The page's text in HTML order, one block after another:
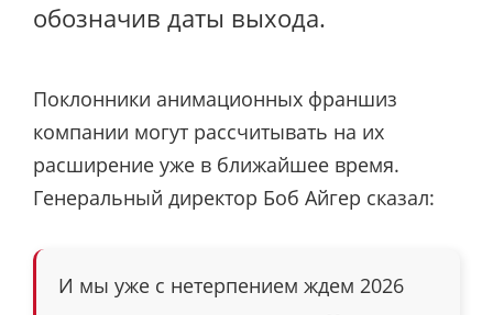
обозначив даты выхода.
Поклонники анимационных франшиз
компании могут рассчитывать на их
расширение уже в ближайшее время.
Генеральный директор Боб Айгер сказал:
И мы уже с нетерпением ждем 2026